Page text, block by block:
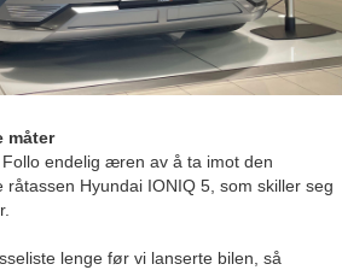
måter
endelig æren av å ta imot den
Hyundai IONIQ 5, som skiller seg
lenge før vi lanserte bilen, så